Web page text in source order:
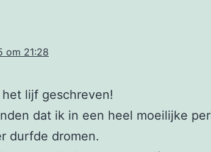
om 21:28
lijf geschreven!
dat ik in een heel moeilijke
durfde dromen.